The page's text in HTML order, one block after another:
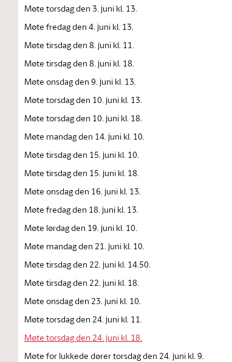
Møte torsdag den 3. juni kl. 13.
Møte fredag den 4. juni kl. 13.
Møte tirsdag den 8. juni kl. 11.
Møte tirsdag den 8. juni kl. 18.
Møte onsdag den 9. juni kl. 13.
Møte torsdag den 10. juni kl. 13.
Møte torsdag den 10. juni kl. 18.
Møte mandag den 14. juni kl. 10.
Møte tirsdag den 15. juni kl. 10.
Møte tirsdag den 15. juni kl. 18.
Møte onsdag den 16. juni kl. 13.
Møte fredag den 18. juni kl. 13.
Møte lørdag den 19. juni kl. 10.
Møte mandag den 21. juni kl. 10.
Møte tirsdag den 22. juni kl. 14.50.
Møte tirsdag den 22. juni kl. 18.
Møte onsdag den 23. juni kl. 10.
Møte torsdag den 24. juni kl. 11.
Møte torsdag den 24. juni kl. 18.
Møte for lukkede dører torsdag den 24. juni kl. 9.